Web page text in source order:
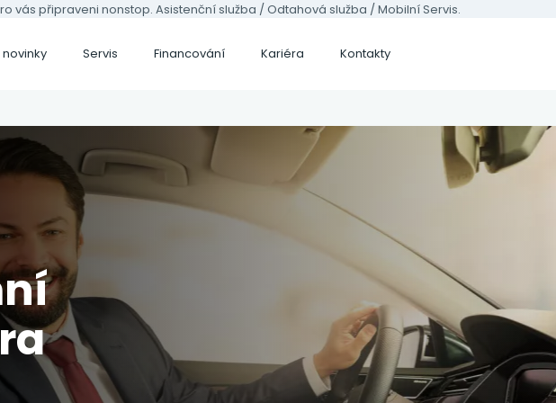
vás připraveni nonstop. Asistenční služba / Odtahová služba / Mobilní Servis.
(9) Volkswagen
Prohlédnout modely (13)
Volkswagen užitkové vozy
Prohlédnout modely (8)
Servis Financování
Úvěr Proč úvěr od nás
Kariéra Kontakty